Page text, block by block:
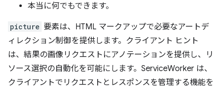
本当に何でもできます。
picture 要素は、HTML マークアップで必要なアートデ
ィレクション制御を提供します。クライアント ヒント
は、結果の画像リクエストにアノテーションを提供し、リ
ソース選択の自動化を可能にします。ServiceWorker は、
クライアントでリクエストとレスポンスを管理する機能を